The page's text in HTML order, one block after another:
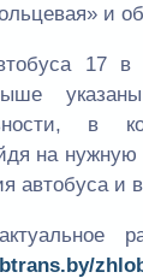
и
17
в
на нужную
автобуса и
btrans.by/